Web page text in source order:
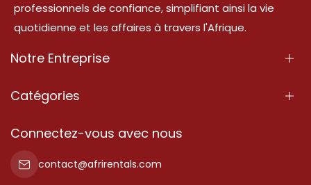
professionnels de confiance, simplifiant ainsi la vie
quotidienne et les affaires à travers l'Afrique.
Notre Entreprise
À Propos
Conditions d'Utilisation
Catégories
Propriété
Propriété à vendre
Propriété à louer
Connectez-vous avec nous
contact@afrirentals.com